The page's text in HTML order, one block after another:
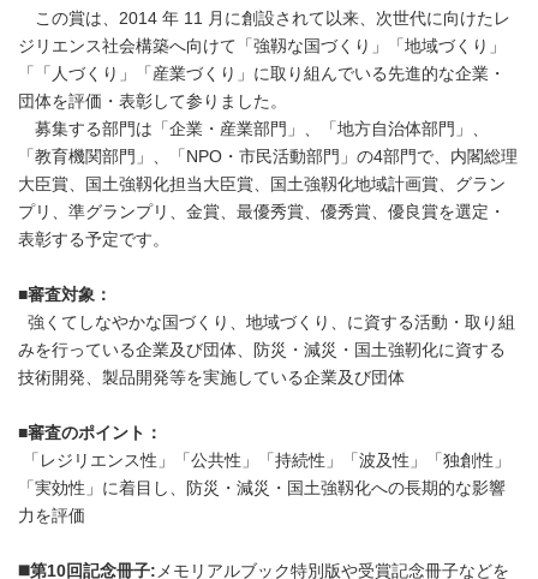
この賞は、2014 年 11 月に創設されて以来、次世代に向けたレ
ジリエンス社会構築へ向けて「強靱な国づくり」「地域づくり」
「「人づくり」「産業づくり」に取り組んでいる先進的な企業・
団体を評価・表彰して参りました。
募集する部門は「企業・産業部門」、「地方自治体部門」、
「教育機関部門」、「NPO・市民活動部門」の4部門で、内閣総理
大臣賞、国土強靱化担当大臣賞、国土強靱化地域計画賞、グラン
プリ、準グランプリ、金賞、最優秀賞、優秀賞、優良賞を選定・
表彰する予定です。
■審査対象：
強くてしなやかな国づくり、地域づくり、に資する活動・取り組
みを行っている企業及び団体、防災・減災・国土強靭化に資する
技術開発、製品開発等を実施している企業及び団体
■審査のポイント：
「レジリエンス性」「公共性」「持続性」「波及性」「独創性」
「実効性」に着目し、防災・減災・国土強靱化への長期的な影響
力を評価
◼️第10回記念冊子: メモリアルブック特別版や受賞記念冊子などを